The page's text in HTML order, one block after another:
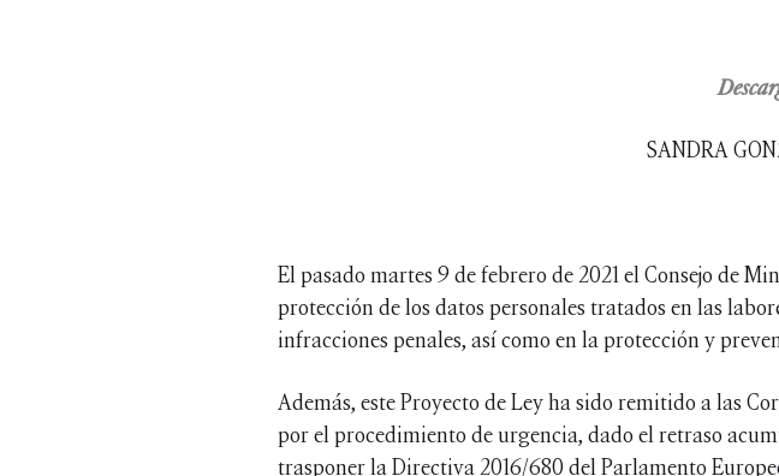
SANDRA
El pasado martes 9 de febrero de 2021 el Consejo de
protección de los datos personales tratados en las
infracciones penales, así como en la protección y
Además, este Proyecto de Ley ha sido remitido a las
por el procedimiento de urgencia, dado el retraso
trasponer la Directiva 2016/680 del Parlamento